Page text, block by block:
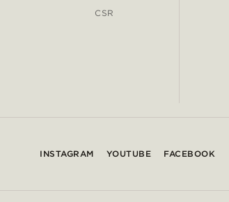
CSR
INSTAGRAM YOUTUBE FACEBOOK